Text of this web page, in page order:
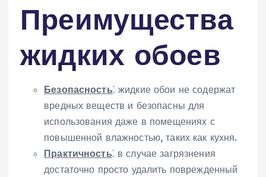
Преимущества
жидких обоев
Безопасность⁚ жидкие обои не содержат
вредных веществ и безопасны для
использования даже в помещениях с
повышенной влажностью, таких как кухня.
Практичность⁚ в случае загрязнения
достаточно просто удалить поврежденный